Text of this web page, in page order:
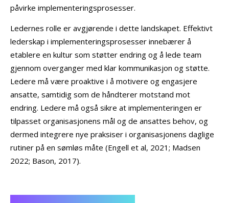
påvirke implementeringsprosesser.
Ledernes rolle er avgjørende i dette landskapet. Effektivt
lederskap i implementeringsprosesser innebærer å
etablere en kultur som støtter endring og å lede team
gjennom overganger med klar kommunikasjon og støtte.
Ledere må være proaktive i å motivere og engasjere
ansatte, samtidig som de håndterer motstand mot
endring. Ledere må også sikre at implementeringen er
tilpasset organisasjonens mål og de ansattes behov, og
dermed integrere nye praksiser i organisasjonens daglige
rutiner på en sømløs måte (Engell et al, 2021; Madsen
2022; Bason, 2017).